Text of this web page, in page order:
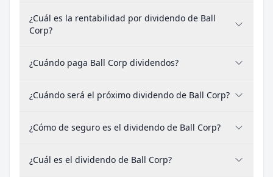
¿Cuál es la rentabilidad por dividendo de Ball
Corp?
¿Cuándo paga Ball Corp dividendos?
¿Cuándo será el próximo dividendo de Ball Corp?
¿Cómo de seguro es el dividendo de Ball Corp?
¿Cuál es el dividendo de Ball Corp?